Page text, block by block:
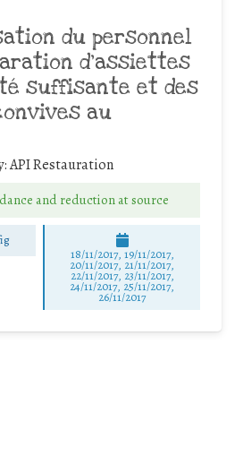
du personnel
d’assiettes
suffisante et des
au
API Restauration
and reduction at source
18/11/2017, 19/11/2017,
20/11/2017, 21/11/2017,
22/11/2017, 23/11/2017,
24/11/2017, 25/11/2017,
26/11/2017